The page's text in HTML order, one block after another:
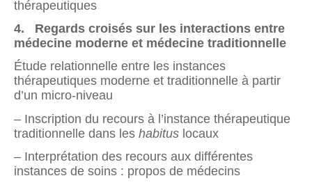
thérapeutiques
4. Regards croisés sur les interactions entre
médecine moderne et médecine traditionnelle
Étude relationnelle entre les instances
thérapeutiques moderne et traditionnelle à partir
d’un micro-niveau
– Inscription du recours à l’instance thérapeutique
traditionnelle dans les habitus locaux
– Interprétation des recours aux différentes
instances de soins : propos de médecins